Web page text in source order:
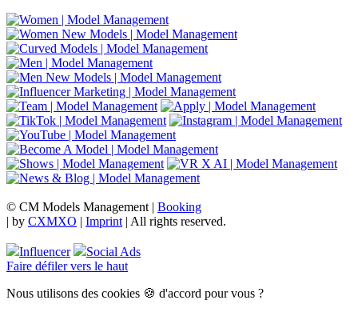
© CM Models Management | Booking
| by CXMXO | Imprint | All rights reserved.
Influencer
Social Ads
Faire défiler vers le haut
Nous utilisons des cookies 🍪 d'accord pour vous ?